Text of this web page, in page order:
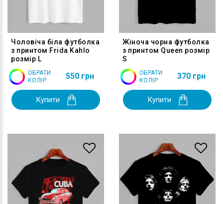
Чоловіча біла футболка
з принтом Frida Kahlo
розмір L
ОБРАТИ
КОЛІР
550 грн
Купити
Жіноча чорна футболка
з принтом Queen розмір
S
ОБРАТИ
КОЛІР
370 грн
Купити